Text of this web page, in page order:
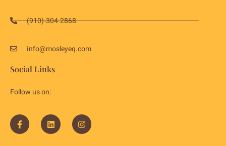
(910)-304-2868
info@mosleyeq.com
Social Links
Follow us on: